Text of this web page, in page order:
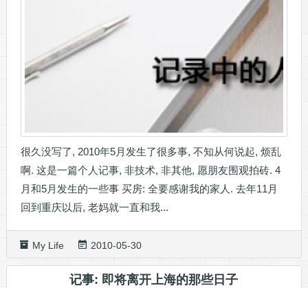
很久没写了, 2010年5月发生了很多事, 不知从何说起, 烦乱
啊. 这是一篇个人记事, 非技术, 非其他, 愿朋友围观拍砖. 4
月和5月发生的一些事 买房: 全要感谢我的家人. 去年11月
回到重庆以后, 老妈就一直和我...
My Life 2010-05-30
记事: 即将离开上海的那些日子